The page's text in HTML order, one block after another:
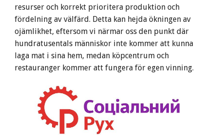
resurser och korrekt prioritera produktion och
fördelning av välfärd. Detta kan hejda ökningen av
ojämlikhet, eftersom vi närmar oss den punkt där
hundratusentals människor inte kommer att kunna
laga mat i sina hem, medan köpcentrum och
restauranger kommer att fungera för egen vinning.